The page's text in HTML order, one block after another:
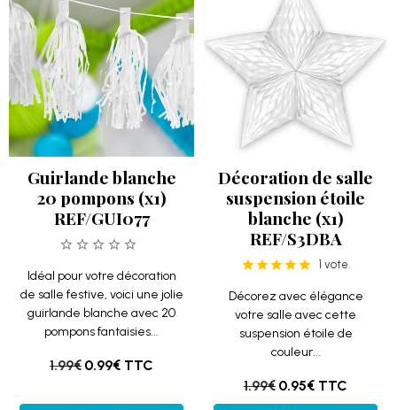
Guirlande blanche
20 pompons (x1)
REF/GUI077
Idéal pour votre décoration
de salle festive, voici une jolie
guirlande blanche avec 20
pompons fantaisies...
1.99€ 0.99€ TTC
Décoration de salle
suspension étoile
blanche (x1)
REF/S3DBA
1 vote.
Décorez avec élégance
votre salle avec cette
suspension étoile de
couleur...
1.99€ 0.95€ TTC